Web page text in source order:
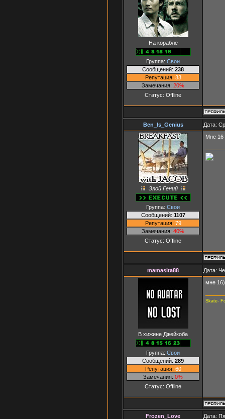
На корабле
Группа: Свои
Сообщений: 238
Репутация: 33
Замечания: 20%
Статус: Offline
Ben_Is_Genius Дата:
Злой Гений
Группа: Свои
Сообщений: 1107
Репутация: 79
Замечания: 40%
Статус: Offline
Мне 16
mamasita88 Дата:
В хижине Джейкоба
Группа: Свои
Сообщений: 289
Репутация: 60
Замечания: 0%
Статус: Offline
мне
Skate-
Frozen_Love Дата: